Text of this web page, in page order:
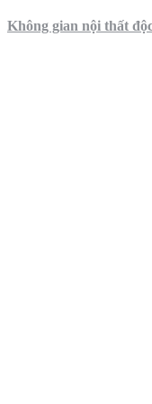
Không gian nội thất